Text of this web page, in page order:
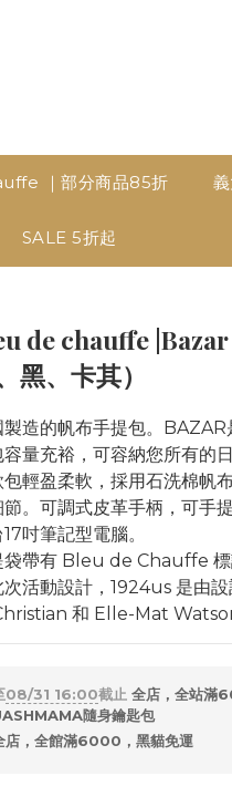
｜部分商品85折
SALE 5折起
de chauffe
黑、卡其）
製造的帆布手提包。BAZAR
容量充裕，可容納您所有的
包輕盈柔軟，採用石洗棉帆
節。可調式皮革手柄，可手
吋筆記型電腦。
袋帶有 Bleu de Chauffe 標
次活動設計，1924us 是由
和 Elle-Mat
08/31 16:00截止 全店，全站滿
隨身鑰匙包
店，全館滿6000，黑貓免運